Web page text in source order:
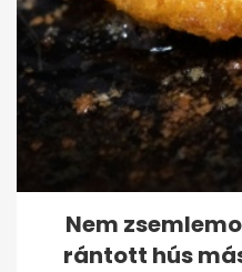
Nem
rántott hús